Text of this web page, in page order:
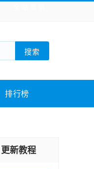
生活实用
模拟经营
系统软件 素材下载
搜索
排行榜
更新教程